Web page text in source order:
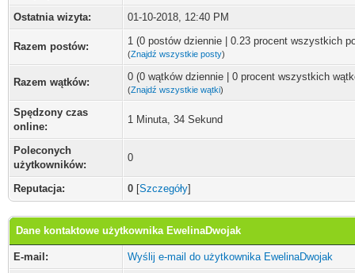
Ostatnia wizyta:
01-10-2018, 12:40 PM
Razem postów: 1 (0 postów dziennie | 0.23 procent wszystkich
(Znajdź wszystkie posty)
Razem wątków: 0 (0 wątków dziennie | 0 procent wszystkich
(Znajdź wszystkie wątki)
Spędzony czas
online:
1 Minuta, 34 Sekund
Poleconych
użytkowników:
0
Reputacja: 0 [Szczegóły]
Dane kontaktowe użytkownika EwelinaDwojak
E-mail:
Wyślij e-mail do użytkownika EwelinaDwojak